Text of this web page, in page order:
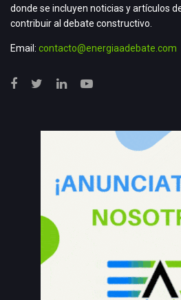
donde se incluyen noticias y artículos
contribuir al debate constructivo.
Email: contacto@energiaadebate.com